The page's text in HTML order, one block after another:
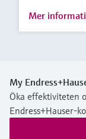
Mer
My
Öka effektiviteten
Endress+Hauser-